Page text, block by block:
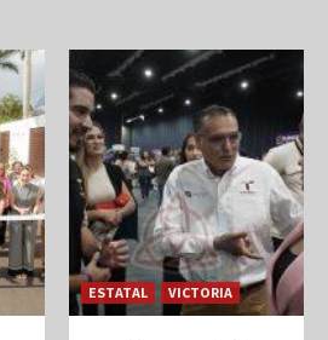
ESTATAL VICTORIA